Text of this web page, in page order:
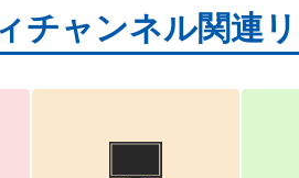
チャンネル関連